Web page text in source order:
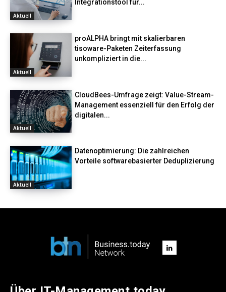
Aktuell
Integrationstool für...
Aktuell
proALPHA bringt mit skalierbaren
tisoware-Paketen Zeiterfassung
unkompliziert in die...
Aktuell
CloudBees-Umfrage zeigt: Value-Stream-
Management essenziell für den Erfolg der
digitalen...
Aktuell
Datenoptimierung: Die zahlreichen
Vorteile softwarebasierter Deduplizierung